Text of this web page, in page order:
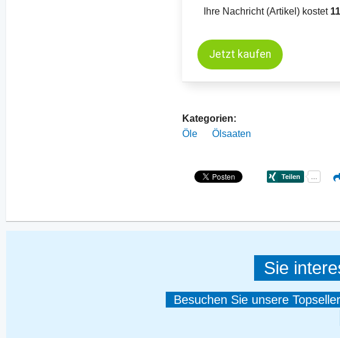
Ihre Nachricht (Artikel) kostet
Jetzt kaufen
Kategorien:
Öle
Ölsaaten
Sie
Besuchen Sie unsere